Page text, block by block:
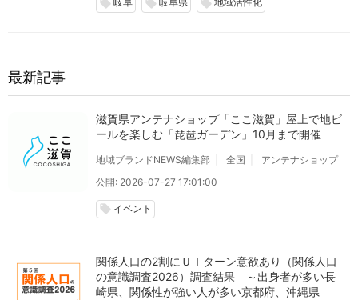
local_offer 岐阜 local_offer 岐阜県 local_offer 地域活性化
最新記事
滋賀県アンテナショップ「ここ滋賀」屋上で地ビ
ールを楽しむ「琵琶ガーデン」10月まで開催
地域ブランドNEWS編集部 全国
アンテナショップ
公開: 2026-07-27 17:01:00
local_offer イベント
関係人口の2割にＵＩターン意欲あり（関係人口
の意識調査2026）調査結果 ～出身者が多い長
崎県、関係性が強い人が多い京都府、沖縄県